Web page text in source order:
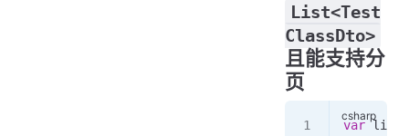
List<Test
ClassDto>
且能支持分
页
var list4